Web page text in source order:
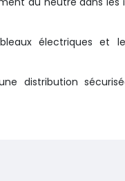
électriques et
distribution